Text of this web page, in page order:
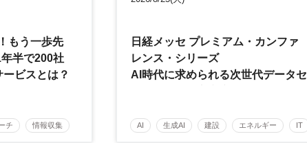
もう一歩先
半で200社
ビスとは？
チ 情報収集
日経メッセ プレミアム・カンファ
レンス・シリーズ
AI時代に求められる次世代データセ
AI 生成AI 建設 エネルギー IT